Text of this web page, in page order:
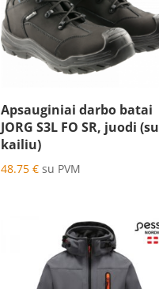
Apsauginiai darbo batai
JORG S3L FO SR, juodi (su
kailiu)
48.75€ su PVM